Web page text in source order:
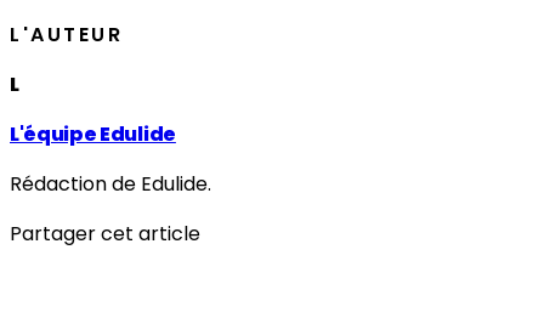
L'AUTEUR
L
L'équipe Edulide
Rédaction de Edulide.
Partager cet article